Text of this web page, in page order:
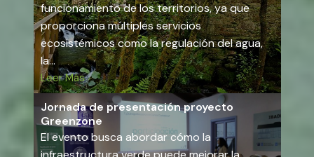
funcionamiento de los territorios, ya que
proporciona múltiples servicios
ecosistémicos como la regulación del agua,
la…
Leer Más
Jornada de presentación proyecto
Greenzone
El evento busca abordar cómo la